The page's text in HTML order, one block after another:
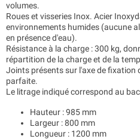
volumes.
Roues et visseries Inox. Acier
environnements humides (aucune
en présence d'eau).
Résistance à la charge : 300 kg,
répartition de la charge et de la
Joints présents sur l'axe de fixation
parfaite.
Le litrage indiqué correspond au
Hauteur : 985 mm
Largeur : 800 mm
Longueur : 1200 mm